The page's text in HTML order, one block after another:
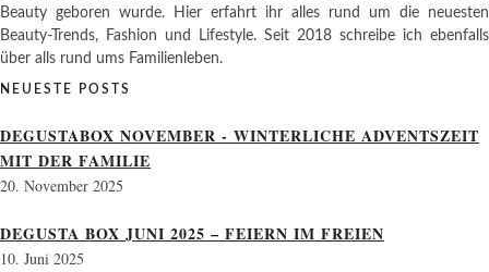
Beauty geboren wurde. Hier erfahrt ihr alles rund um die neuesten
Beauty-Trends, Fashion und Lifestyle. Seit 2018 schreibe ich ebenfalls
über alls rund ums Familienleben.
NEUESTE POSTS
DEGUSTABOX NOVEMBER - WINTERLICHE ADVENTSZEIT
MIT DER FAMILIE
20. November 2025
DEGUSTA BOX JUNI 2025 – FEIERN IM FREIEN
10. Juni 2025